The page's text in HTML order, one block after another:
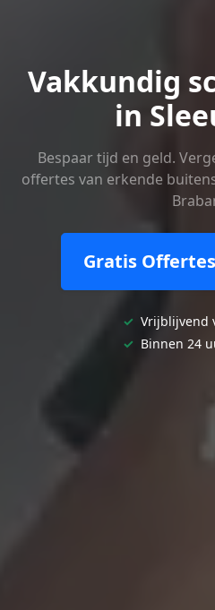
Vakkundig
in
Bespaar tijd en geld.
offertes van erkende
Gratis
✓ Vrijblijvend
✓ Binnen 24